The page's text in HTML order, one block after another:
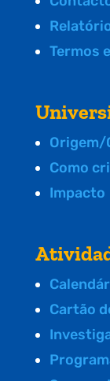
Termos
Origem/
Como
Impacto
Cartão